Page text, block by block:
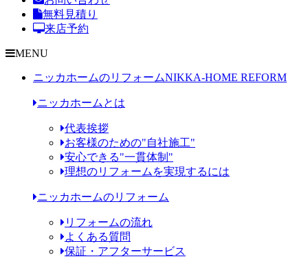
無料見積り
来店予約
MENU
ニッカホームのリフォームNIKKA-HOME REFORM
ニッカホームとは
代表挨拶
お客様のための"自社施工"
安心できる"一貫体制"
理想のリフォームを実現するには
ニッカホームのリフォーム
リフォームの流れ
よくある質問
保証・アフターサービス